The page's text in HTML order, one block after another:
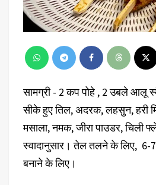
सामग्री - 2 कप पोहे , 2 उबले आलू
सीके हुए तिल, अदरक, लहसुन, हरी
मसाला, नमक, जीरा पाउडर, चिली
स्वादानुसार। तेल तलने के लिए, 6-
बनाने के लिए।